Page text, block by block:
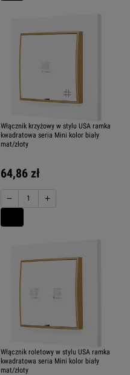
Włącznik krzyżowy w stylu USA ramka
kwadratowa seria Mini kolor biały
mat/złoty
64,86 zł
− +
Włącznik roletowy w stylu USA ramka
kwadratowa seria Mini kolor biały
mat/złoty